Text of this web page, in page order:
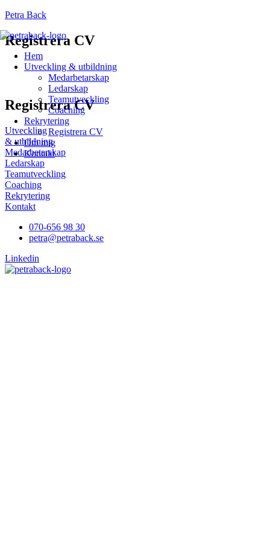
Petra Back
Menu
Hem
Utveckling & utbildning
Medarbetarskap
Ledarskap
Teamutveckling
Coaching
Rekrytering
Registrera CV
Om mig
Kontakt
Registrera CV
Registrera CV
Utveckling
& utbildning
Medarbetarskap
Ledarskap
Teamutveckling
Coaching
Rekrytering
Kontakt
070-656 98 30
petra@petraback.se
Linkedin